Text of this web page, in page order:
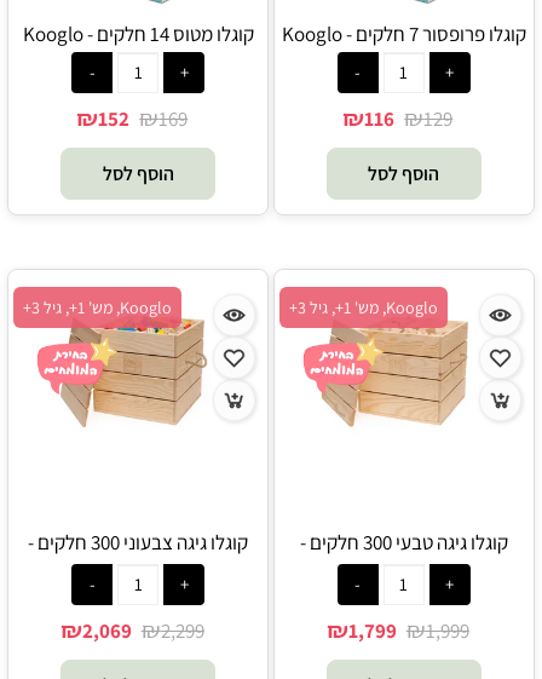
קוגלו פרופסור 7 חלקים - Kooglo
₪129
₪116
הוסף לסל
קוגלו מטוס 14 חלקים - Kooglo
₪169
₪152
הוסף לסל
Kooglo, מש' 1+, גיל 3+
קוגלו גיגה טבעי 300 חלקים -
Kooglo
₪1,999
₪1,799
Kooglo, מש' 1+, גיל 3+
קוגלו גיגה צבעוני 300 חלקים -
Kooglo
₪2,299
₪2,069